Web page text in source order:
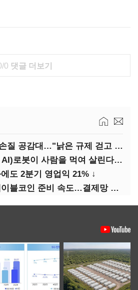
0 댓글 더보기
게임산업법 전면 손질 공감대…"낡은 규제 걷고 안전장치 촘촘히 해야"
(최홍규의 피지컬 AI)로봇이 사람을 먹여 살린다, 그런데 언제 먹여야 할지는 모른다
도 2분기 영업익 21% ↓
네카오, 원화 스테이블코인 준비 속도…결제망 안전장치 확보 과제